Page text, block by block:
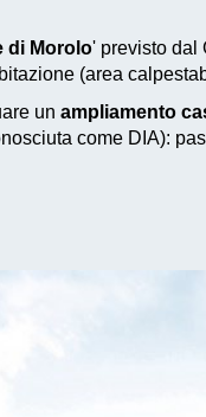
di Morolo' previsto dal
(area
un ampliamento
come DIA):